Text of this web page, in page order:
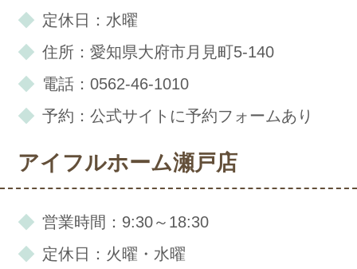
定休日：水曜
住所：愛知県大府市月見町5-140
電話：0562-46-1010
予約：公式サイトに予約フォームあり
アイフルホーム瀬戸店
営業時間：9:30～18:30
定休日：火曜・水曜